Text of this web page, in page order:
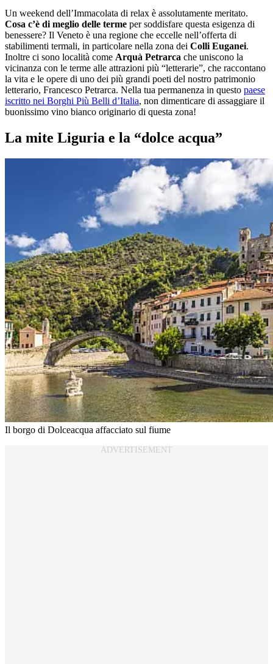
Un weekend dell’Immacolata di relax è assolutamente meritato.
Cosa c’è di meglio delle terme per soddisfare questa esigenza di
benessere? Il Veneto è una regione che eccelle nell’offerta di
stabilimenti termali, in particolare nella zona dei Colli Euganei.
Inoltre ci sono località come Arquà Petrarca che uniscono la
vicinanza con le terme alle attrazioni più “letterarie”, che raccontano
la vita e le opere di uno dei più grandi poeti del nostro patrimonio
letterario, Francesco Petrarca. Nella tua permanenza in questo paese
iscritto nei Borghi Più Belli d’Italia, non dimenticare di assaggiare il
buonissimo vino bianco originario di questa zona!
La mite Liguria e la “dolce acqua”
Il borgo di Dolceacqua affacciato sul fiume